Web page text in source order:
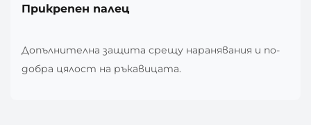
Прикрепен палец
Допълнителна защита срещу наранявания и по-
добра цялост на ръкавицата.